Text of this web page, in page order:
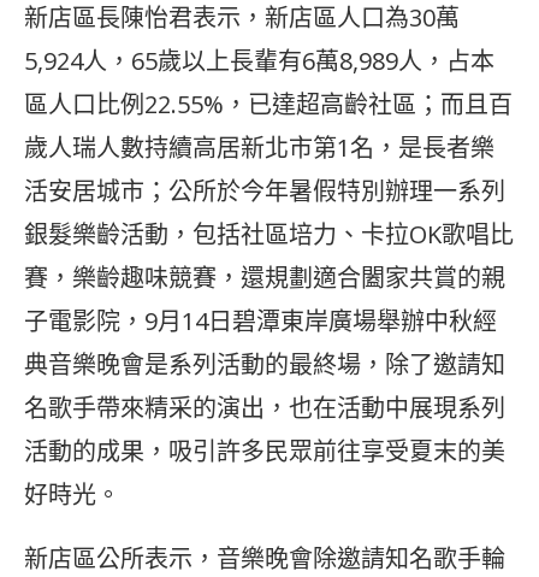
新店區長陳怡君表示，新店區人口為30萬
5,924人，65歲以上長輩有6萬8,989人，占本
區人口比例22.55%，已達超高齡社區；而且百
歲人瑞人數持續高居新北市第1名，是長者樂
活安居城市；公所於今年暑假特別辦理一系列
銀髮樂齡活動，包括社區培力、卡拉OK歌唱比
賽，樂齡趣味競賽，還規劃適合闔家共賞的親
子電影院，9月14日碧潭東岸廣場舉辦中秋經
典音樂晚會是系列活動的最終場，除了邀請知
名歌手帶來精采的演出，也在活動中展現系列
活動的成果，吸引許多民眾前往享受夏末的美
好時光。
新店區公所表示，音樂晚會除邀請知名歌手輪